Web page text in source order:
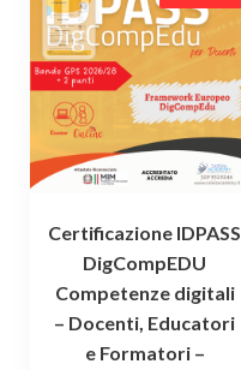
Certificazione IDPASS
DigCompEDU
Competenze digitali
– Docenti, Educatori
e Formatori –